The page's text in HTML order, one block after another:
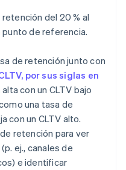
del 20 % al
punto de referencia.
de retención junto con
por sus siglas en
con un CLTV bajo
una tasa de
con un CLTV alto.
retención para ver
ej., canales de
e identificar